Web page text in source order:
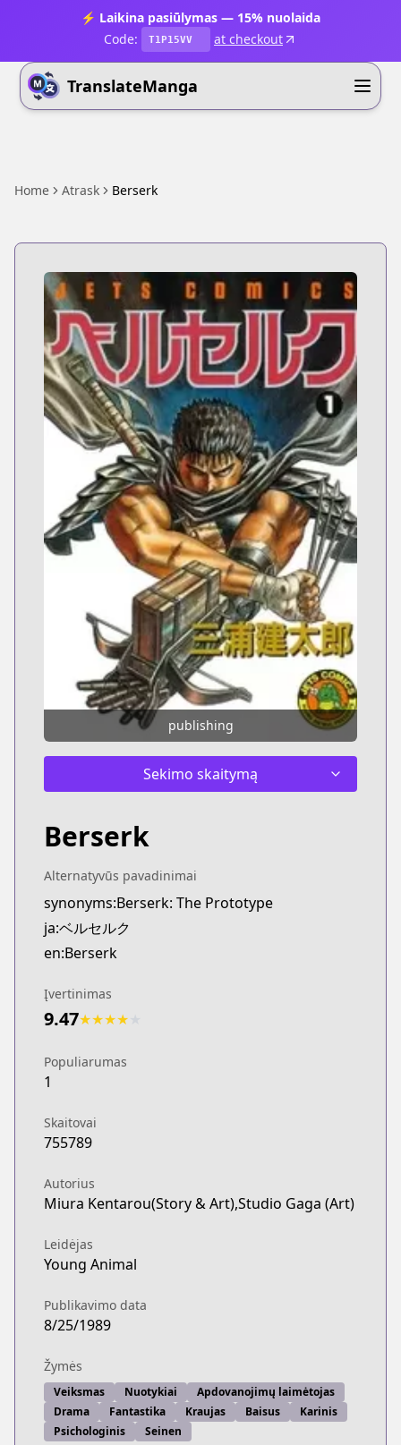
⚡ Laikina pasiūlymas — 15% nuolaida
Code:
T1P15VV at checkout
TranslateManga
Home Atrask Berserk
publishing
Sekimo skaitymą
Berserk
Alternatyvūs pavadinimai
synonyms:Berserk: The Prototype
ja:ベルセルク
en:Berserk
Įvertinimas
9.47★★★★
Populiarumas
1
Skaitovai
755789
Autorius
Miura Kentarou(Story & Art),Studio Gaga (Art)
Leidėjas
Young Animal
Publikavimo data
8/25/1989
Žymės
Veiksmas Nuotykiai
Apdovanojimų laimėtojas
Drama
Fantastika Kraujas Baisus
Karinis
Psichologinis
Seinen